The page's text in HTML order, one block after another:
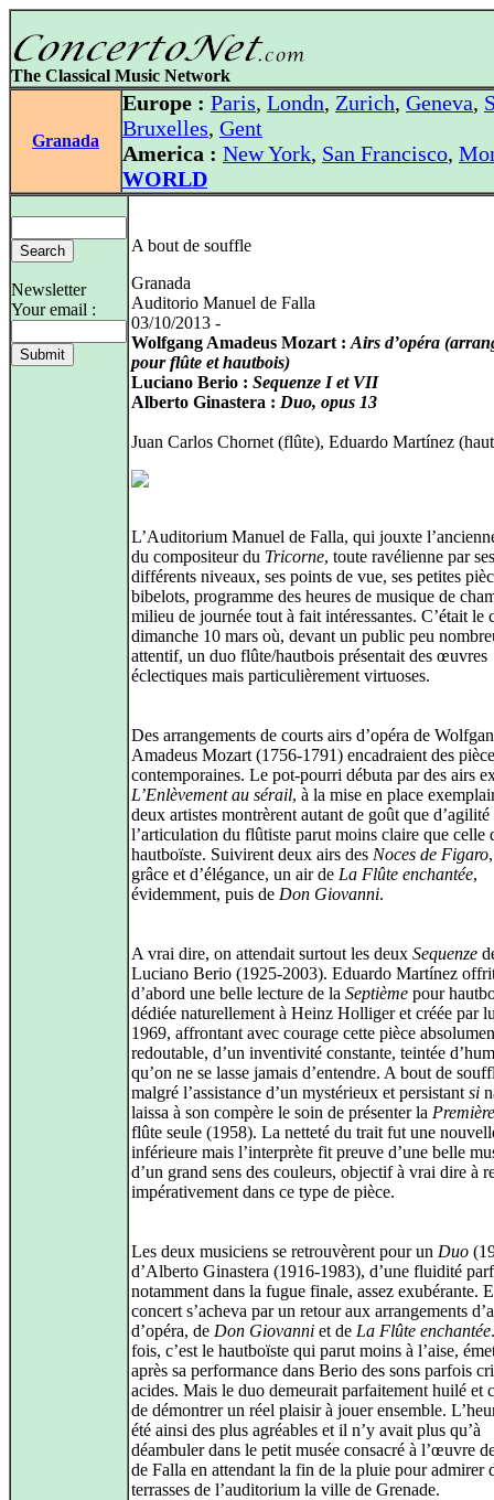
The Classical Music Network
Granada
Europe : Paris, Londn, Zurich, Geneva,
Bruxelles, Gent
America : New York, San Francisco,
WORLD
Newsletter
Your email :
A bout de souffle
Granada
Auditorio Manuel de Falla
03/10/2013 -
Wolfgang Amadeus Mozart : Airs d’opéra
pour flûte et hautbois)
Luciano Berio : Sequenze I et VII
Alberto Ginastera : Duo, opus 13
Juan Carlos Chornet (flûte), Eduardo Martínez
L’Auditorium Manuel de Falla, qui jouxte
du compositeur du Tricorne, toute ravélienne par ses
différents niveaux, ses points de vue, ses petites
bibelots, programme des heures de musique de
milieu de journée tout à fait intéressantes. C’était le
dimanche 10 mars où, devant un public peu
attentif, un duo flûte/hautbois présentait des œuvres
éclectiques mais particulièrement virtuoses.
Des arrangements de courts airs d’opéra de
Amadeus Mozart (1756-1791) encadraient des
contemporaines. Le pot-pourri débuta par des airs
L’Enlèvement au sérail, à la mise en place
deux artistes montrèrent autant de goût que d’agilité
l’articulation du flûtiste parut moins claire que celle
hautboïste. Suivirent deux airs des Noces de Figaro
grâce et d’élégance, un air de La Flûte enchantée,
évidemment, puis de Don Giovanni.
A vrai dire, on attendait surtout les deux Sequenze
Luciano Berio (1925-2003). Eduardo Martínez
d’abord une belle lecture de la Septième pour
dédiée naturellement à Heinz Holliger et créée par
1969, affrontant avec courage cette pièce
redoutable, d’un inventivité constante, teintée
qu’on ne se lasse jamais d’entendre. A bout de
malgré l’assistance d’un mystérieux et persistant si
laissa à son compère le soin de présenter la Première
flûte seule (1958). La netteté du trait fut une
inférieure mais l’interprète fit preuve d’une belle
d’un grand sens des couleurs, objectif à vrai dire à
impérativement dans ce type de pièce.
Les deux musiciens se retrouvèrent pour un Duo
d’Alberto Ginastera (1916-1983), d’une fluidité
notamment dans la fugue finale, assez exubérante.
concert s’acheva par un retour aux arrangements
d’opéra, de Don Giovanni et de La Flûte enchantée
fois, c’est le hautboïste qui parut moins à l’aise,
après sa performance dans Berio des sons parfois
acides. Mais le duo demeurait parfaitement huilé et
de démontrer un réel plaisir à jouer ensemble.
été ainsi des plus agréables et il n’y avait plus qu’à
déambuler dans le petit musée consacré à l’œuvre
de Falla en attendant la fin de la pluie pour admirer
terrasses de l’auditorium la ville de Grenade.